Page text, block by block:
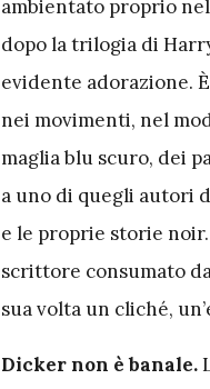
ambientato proprio
dopo la trilogia di
evidente adorazione.
nei movimenti, nel
maglia blu scuro, dei
a uno di quegli autori
e le proprie storie
scrittore consumato
sua volta un cliché,
Dicker non è banale.